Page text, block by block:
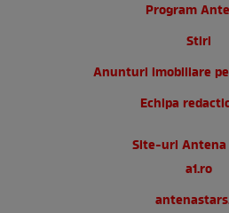
Program
Stiri
Anunturi imobiliare
Echipa
Site-uri Antena
a1.ro